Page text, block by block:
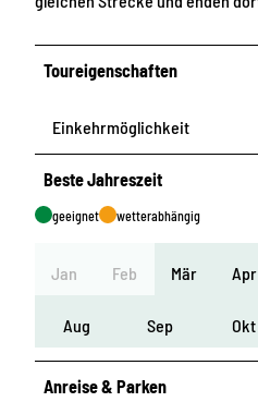
Toureigenschaften
Einkehrmöglichkeit
Beste Jahreszeit
geeignet wetterabhängig
Jan Feb Mär Apr
Aug Sep Okt
Anreise & Parken